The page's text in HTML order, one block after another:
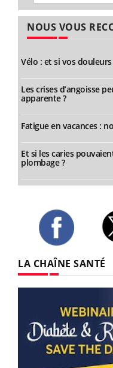
NOUS VOUS
Vélo : et si vos douleurs
Les crises d’angoisse
apparente ?
Fatigue en vacances :
Et si les caries
plombage ?
LA CHAÎNE SANTÉ